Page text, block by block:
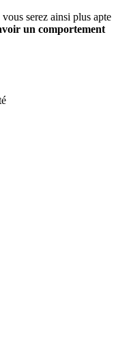
serez ainsi plus apte
un comportement